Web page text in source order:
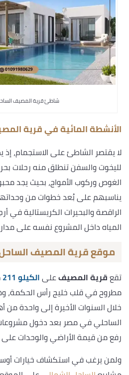
شاطئ قرية المصيف
الأنشطة المائية في قرية
لا يقتصر الشاطئ على الاستجمام،
لليخوت والسفن تنطلق منه رحلات
الغوص وركوب الأمواج، بحيث يجد محبو
يناسبهم على بُعد خطوات من
الراقصة والبحيرات الكريستالية في
المياه داخل المشروع نفسه على
موقع قرية المصيف
تقعقرية المصيفعلىالكيلو 211
مطروح في قلب خليج رأس الحكمة،
خلال السنوات الأخيرة إلى واحدة من
الساحلي في مصر بعد دخول
رفع من قيمة الأراضي والوحدات على
ولمن يرغب في استكشاف خيارات